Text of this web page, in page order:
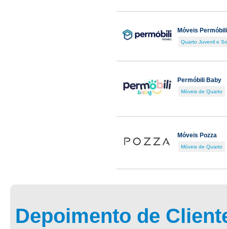
Móveis Permóbili
Quarto Juvenil e
Permóbili Baby
Móveis de Quarto
Móveis Pozza
Móveis de Quarto
Depoimento de